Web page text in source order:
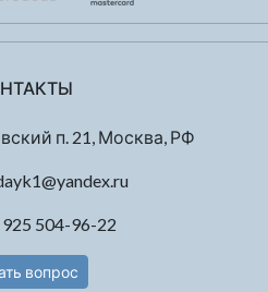
п. 21, Москва, РФ
925 504-96-22
вопрос